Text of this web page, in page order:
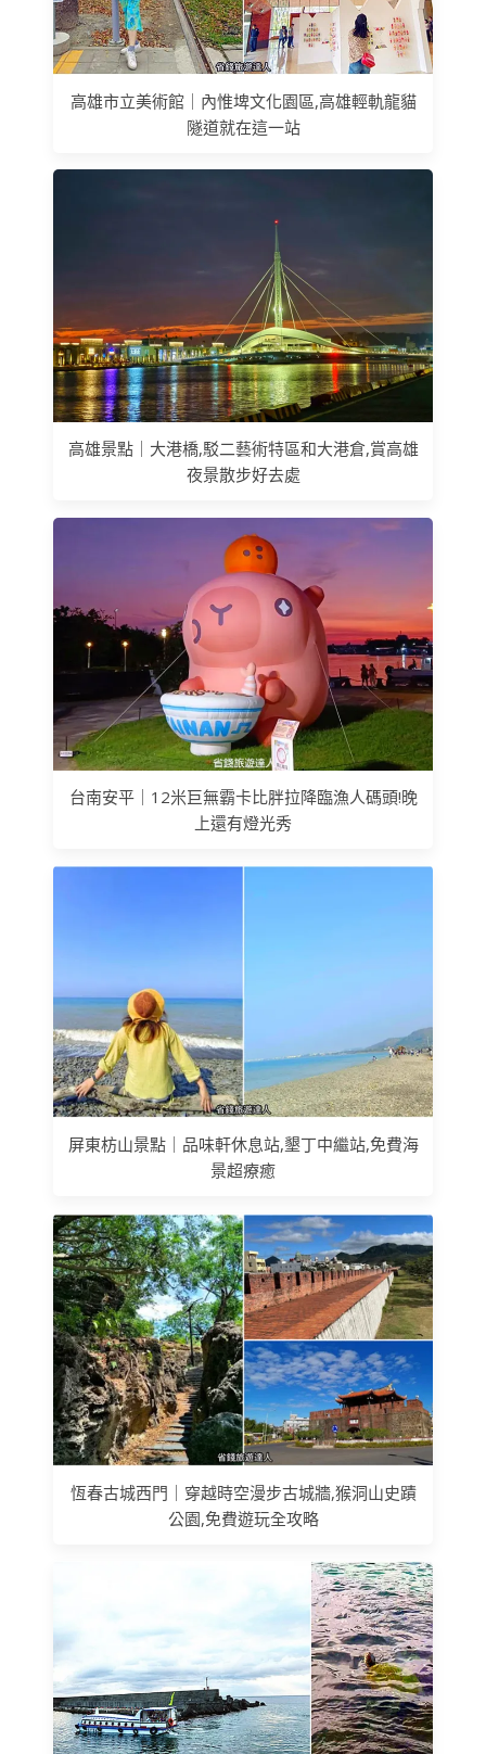
高雄市立美術館｜內惟埤文化園區,高雄輕軌龍貓
隧道就在這一站
高雄景點｜大港橋,駁二藝術特區和大港倉,賞高雄
夜景散步好去處
台南安平｜12米巨無霸卡比胖拉降臨漁人碼頭!晚
上還有燈光秀
屏東枋山景點｜品味軒休息站,墾丁中繼站,免費海
景超療癒
恆春古城西門｜穿越時空漫步古城牆,猴洞山史蹟
公園,免費遊玩全攻略